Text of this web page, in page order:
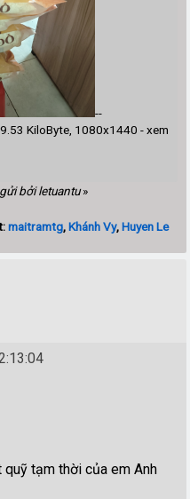
--
KiloByte, 1080x1440 - xem
bởi letuantu»
maitramtg,Khánh Vy,Huyen Le
quỹ tạm thời của em Anh